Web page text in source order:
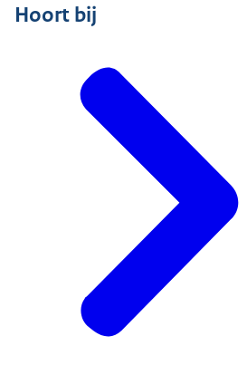
Hoort bij